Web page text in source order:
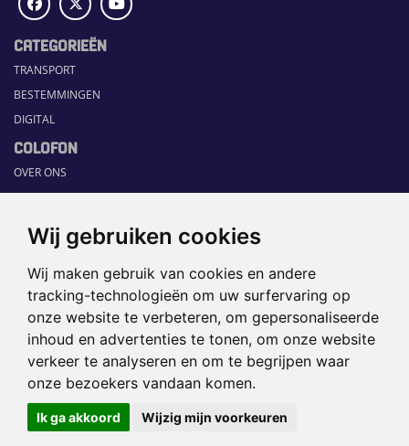
Wij gebruiken cookies
Wij maken gebruik van cookies en andere
tracking-technologieën om uw surfervaring op
onze website te verbeteren, om gepersonaliseerde
inhoud en advertenties te tonen, om onze website
verkeer te analyseren en om te begrijpen waar
onze bezoekers vandaan komen.
Ik ga akkoord Wijzig mijn voorkeuren
CATEGORIEËN
TRANSPORT
BESTEMMINGEN
DIGITAL
COLOFON
OVER ONS
COMMUNICATION PLATFORM
RUBRIEKEN
HOME
SECTORGIDS
JOBS
HAPPENING
©2026 TRAVEL360° |SITEMAP
DISCLAIMER|PRIVACYBELEID|
COOKIEVOORKEUREN